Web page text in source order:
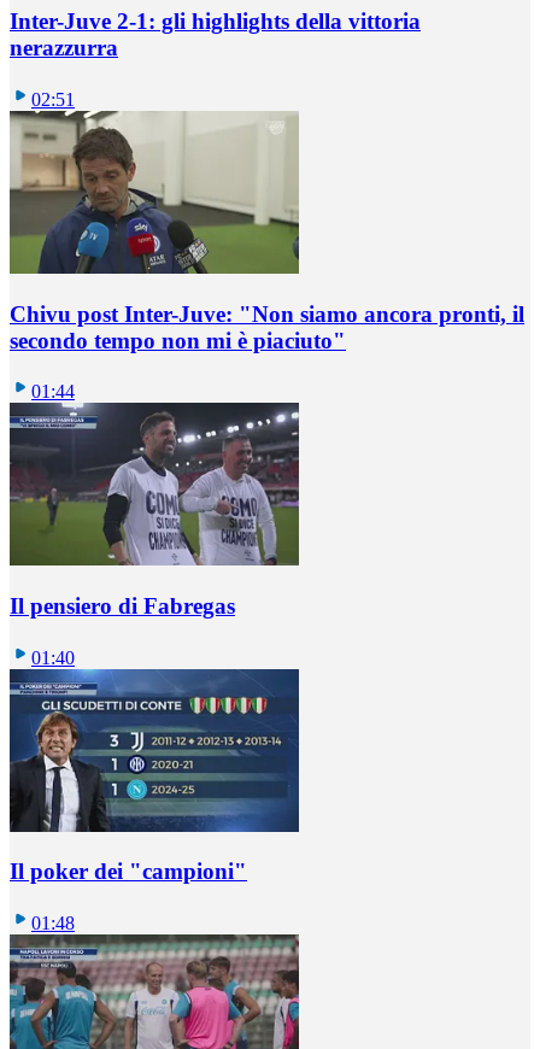
Inter-Juve 2-1: gli highlights della vittoria
nerazzurra
02:51
Chivu post Inter-Juve: "Non siamo ancora pronti, il
secondo tempo non mi è piaciuto"
01:44
Il pensiero di Fabregas
01:40
Il poker dei "campioni"
01:48